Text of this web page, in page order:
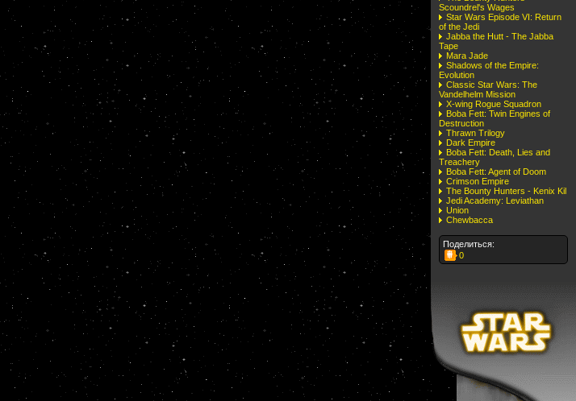
Scoundrel's Wages
Star Wars Episode VI: Return
of the Jedi
Jabba the Hutt - The Jabba
Tape
Mara Jade
Shadows of the Empire:
Evolution
Classic Star Wars: The
Vandelhelm Mission
X-wing Rogue Squadron
Boba Fett: Twin Engines of
Destruction
Thrawn Trilogy
Dark Empire
Boba Fett: Death, Lies and
Treachery
Boba Fett: Agent of Doom
Crimson Empire
The Bounty Hunters - Kenix Kil
Jedi Academy: Leviathan
Union
Chewbacca
Поделиться:
0